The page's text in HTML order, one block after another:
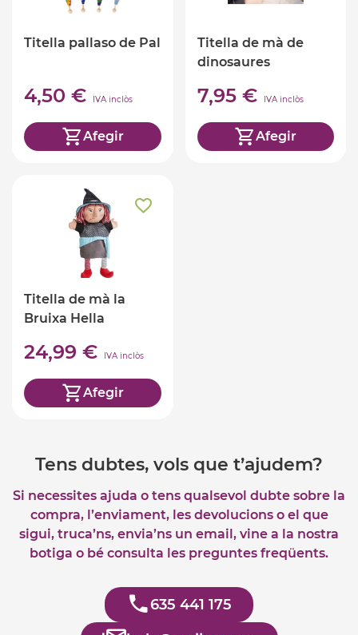
Titella pallaso de Pal
4,50 € IVA inclòs
Afegir
Titella de mà de
dinosaures
7,95 € IVA inclòs
Afegir
Titella de mà la
Bruixa Hella
24,99 € IVA inclòs
Afegir
Tens dubtes, vols que t’ajudem?
Si necessites ajuda o tens qualsevol dubte sobre la
compra, l’enviament, les devolucions o el que
sigui, truca’ns, envia’ns un email, vine a la nostra
botiga o bé consulta les preguntes freqüents.
635 441 175